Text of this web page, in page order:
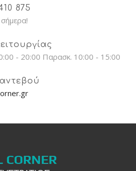
875
- 20:00 Παρασκ. 10:00 - 15:00